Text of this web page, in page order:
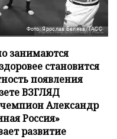
Фото: Ярослав Беляев/ТАСС
занимаются
становится
появления
ВЗГЛЯД
Александр
Россия»
развитие